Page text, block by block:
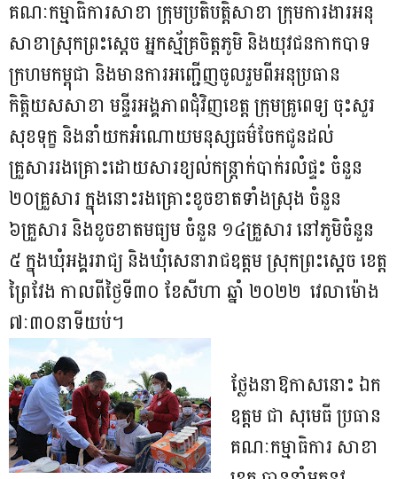
គណៈកម្មាធិការសាខា ក្រុមប្រតិបត្តិសាខា ក្រុមការងារអនុ
សាខាស្រុកព្រះស្តេច អ្នកស្ម័គ្រចិត្តភូមិ និងយុវជនកាកបាទ
ក្រហមកម្ពុជា និងមានការអញ្ជើញចូលរួមពីអនុប្រធាន
កិត្តិយសសាខា មន្ទីរអង្គភាពជុំវិញខេត្ត ក្រុមគ្រូពេទ្យ ចុះសួរ
សុខទុក្ខ និងនាំយកអំណោយមនុស្សធម៌ចែកជូនដល់
គ្រួសាររងគ្រោះដោយសារខ្យល់កន្ត្រាក់បាក់រលំផ្ទះ ចំនួន
២០គ្រួសារ ក្នុងនោះរងគ្រោះខូចខាតទាំងស្រុង ចំនួន
៦គ្រួសារ និងខូចខាតមធ្យម ចំនួន ១៤គ្រួសារ នៅភូមិចំនួន
៥ ក្នុងឃុំអង្គររាជ្យ និងឃុំសេនារាជឧត្តម ស្រុកព្រះស្តេច ខេត្ត
ព្រៃវែង កាលពីថ្ងៃទី៣០ ខែសីហា ឆ្នាំ ២០២២ វេលាម៉ោង
៧ៈ៣០នាទីយប់។
ថ្លែងនាឱកាសនោះ ឯក
ឧត្តម ជា សុមេធី ប្រធាន
គណៈកម្មាធិការ សាខា